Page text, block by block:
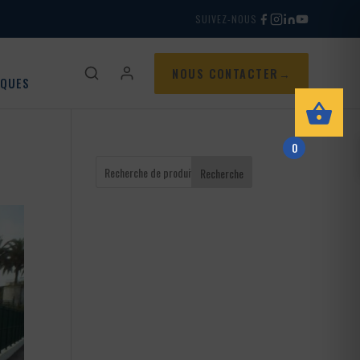
SUIVEZ-NOUS
NOUS CONTACTER
Recherche
0